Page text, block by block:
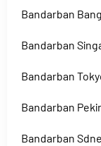
Bandarban
Bandarban
Bandarban
Bandarban
Bandarban